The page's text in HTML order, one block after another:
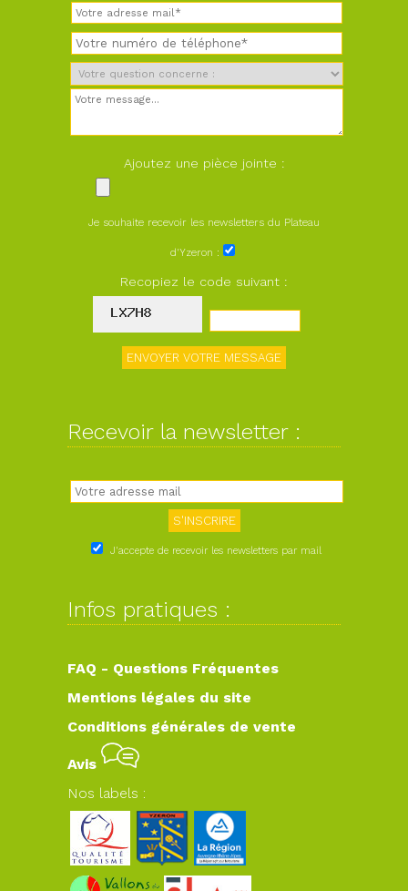
Ajoutez une pièce jointe :
Je souhaite recevoir les newsletters du Plateau
d'Yzeron :
Recopiez le code suivant :
Recevoir la newsletter :
J'accepte de recevoir les newsletters par mail
Infos pratiques :
FAQ - Questions Fréquentes
Mentions légales du site
Conditions générales de vente
Avis
Nos labels :